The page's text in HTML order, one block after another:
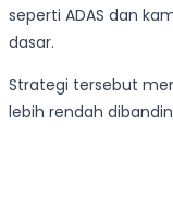
seperti ADAS dan
dasar.
Strategi tersebut
lebih rendah